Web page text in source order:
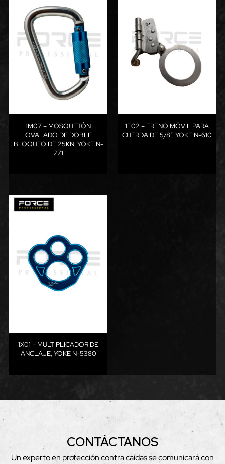
1M07 – MOSQUETÓN
OVALADO DE DOBLE
BLOQUEO DE 25KN, YOKE N-
271
1F02 – FRENO MÓVIL PARA
CUERDA DE 5/8”, YOKE N-610
1X01 – MULTIPLICADOR DE
ANCLAJE, YOKE N-5380
CONTÁCTANOS
Un experto en protección contra caídas se comunicará con